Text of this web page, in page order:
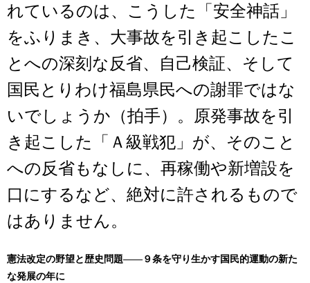
れているのは、こうした「安全神話」
をふりまき、大事故を引き起こしたこ
とへの深刻な反省、自己検証、そして
国民とりわけ福島県民への謝罪ではな
いでしょうか（拍手）。原発事故を引
き起こした「Ａ級戦犯」が、そのこと
への反省もなしに、再稼働や新増設を
口にするなど、絶対に許されるもので
はありません。
憲法改定の野望と歴史問題――９条を守り生かす国民的運動の新た
な発展の年に